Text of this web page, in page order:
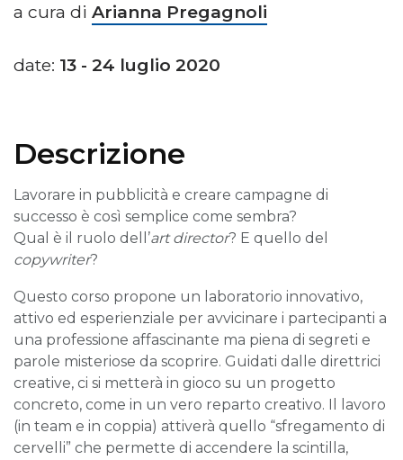
a cura di Arianna Pregagnoli
date: 13 - 24 luglio 2020
Descrizione
Lavorare in pubblicità e creare campagne di
successo è così semplice come sembra?
Qual è il ruolo dell’art director? E quello del
copywriter?
Questo corso propone un laboratorio innovativo,
attivo ed esperienziale per avvicinare i partecipanti a
una professione affascinante ma piena di segreti e
parole misteriose da scoprire. Guidati dalle direttrici
creative, ci si metterà in gioco su un progetto
concreto, come in un vero reparto creativo. Il lavoro
(in team e in coppia) attiverà quello “sfregamento di
cervelli” che permette di accendere la scintilla,